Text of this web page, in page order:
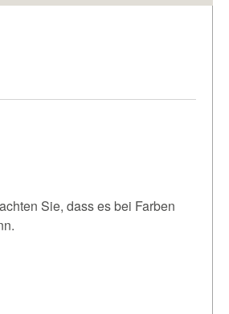
Sie, dass es bei Farben